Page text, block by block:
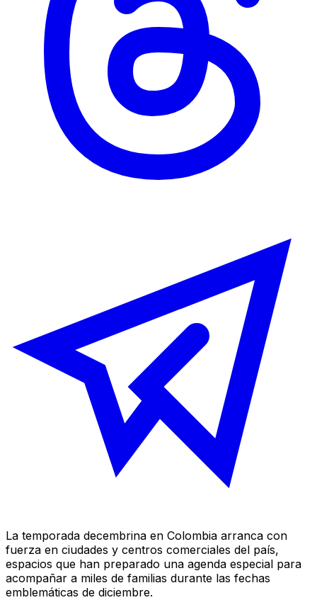
La temporada decembrina en Colombia arranca con
fuerza en ciudades y centros comerciales del país,
espacios que han preparado una agenda especial para
acompañar a miles de familias durante las fechas
emblemáticas de diciembre.